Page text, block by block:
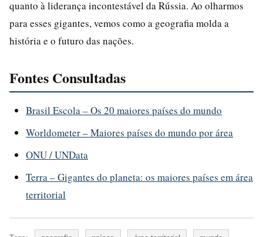
quanto à liderança incontestável da Rússia. Ao olharmos
para esses gigantes, vemos como a geografia molda a
história e o futuro das nações.
Fontes Consultadas
Brasil Escola – Os 20 maiores países do mundo
Worldometer – Maiores países do mundo por área
ONU / UNData
Terra – Gigantes do planeta: os maiores países em área
territorial